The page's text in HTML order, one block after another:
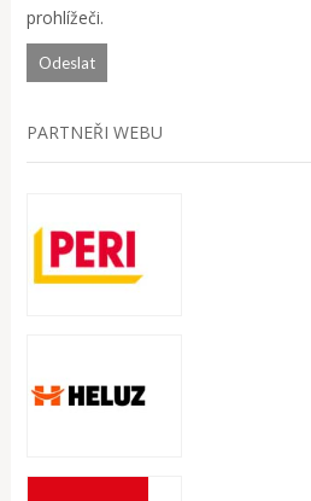
prohlížeči.
PARTNEŘI WEBU